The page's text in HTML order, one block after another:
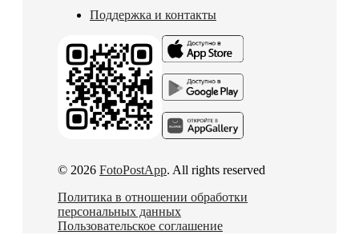
Поддержка и контакты
© 2026 FotoPostApp. All rights reserved
Политика в отношении обработки
персональных данных
Пользовательское соглашение